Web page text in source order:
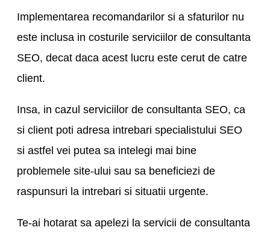
Implementarea recomandarilor si a sfaturilor nu
este inclusa in costurile serviciilor de consultanta
SEO, decat daca acest lucru este cerut de catre
client.
Insa, in cazul serviciilor de consultanta SEO, ca
si client poti adresa intrebari specialistului SEO
si astfel vei putea sa intelegi mai bine
problemele site-ului sau sa beneficiezi de
raspunsuri la intrebari si situatii urgente.
Te-ai hotarat sa apelezi la servicii de consultanta